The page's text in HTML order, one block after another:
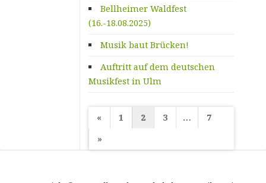
Bellheimer Waldfest
(16.-18.08.2025)
Musik baut Brücken!
Auftritt auf dem deutschen
Musikfest in Ulm
Seitennummerierung
der
« 1 2 3 …
7
»